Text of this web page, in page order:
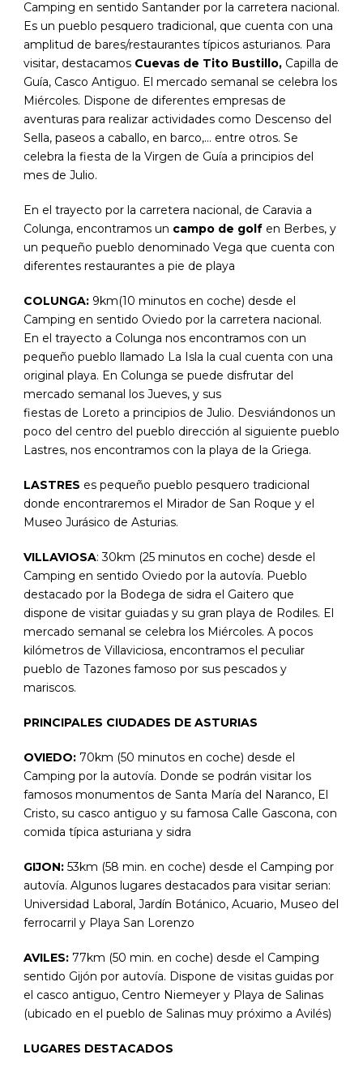
Camping en sentido Santander por la carretera nacional.
Es un pueblo pesquero tradicional, que cuenta con una
amplitud de bares/restaurantes típicos asturianos. Para
visitar, destacamos Cuevas de Tito Bustillo, Capilla de
Guía, Casco Antiguo. El mercado semanal se celebra los
Miércoles. Dispone de diferentes empresas de
aventuras para realizar actividades como Descenso del
Sella, paseos a caballo, en barco,… entre otros. Se
celebra la fiesta de la Virgen de Guía a principios del
mes de Julio.
En el trayecto por la carretera nacional, de Caravia a
Colunga, encontramos un campo de golf en Berbes, y
un pequeño pueblo denominado Vega que cuenta con
diferentes restaurantes a pie de playa
COLUNGA: 9km(10 minutos en coche) desde el
Camping en sentido Oviedo por la carretera nacional.
En el trayecto a Colunga nos encontramos con un
pequeño pueblo llamado La Isla la cual cuenta con una
original playa. En Colunga se puede disfrutar del
mercado semanal los Jueves, y sus
fiestas de Loreto a principios de Julio. Desviándonos un
poco del centro del pueblo dirección al siguiente pueblo
Lastres, nos encontramos con la playa de la Griega.
LASTRES es pequeño pueblo pesquero tradicional
donde encontraremos el Mirador de San Roque y el
Museo Jurásico de Asturias.
VILLAVIOSA: 30km (25 minutos en coche) desde el
Camping en sentido Oviedo por la autovía. Pueblo
destacado por la Bodega de sidra el Gaitero que
dispone de visitar guiadas y su gran playa de Rodiles. El
mercado semanal se celebra los Miércoles. A pocos
kilómetros de Villaviciosa, encontramos el peculiar
pueblo de Tazones famoso por sus pescados y
mariscos.
PRINCIPALES CIUDADES DE ASTURIAS
OVIEDO: 70km (50 minutos en coche) desde el
Camping por la autovía. Donde se podrán visitar los
famosos monumentos de Santa María del Naranco, El
Cristo, su casco antiguo y su famosa Calle Gascona, con
comida típica asturiana y sidra
GIJON: 53km (58 min. en coche) desde el Camping por
autovía. Algunos lugares destacados para visitar serian:
Universidad Laboral, Jardín Botánico, Acuario, Museo del
ferrocarril y Playa San Lorenzo
AVILES: 77km (50 min. en coche) desde el Camping
sentido Gijón por autovía. Dispone de visitas guidas por
el casco antiguo, Centro Niemeyer y Playa de Salinas
(ubicado en el pueblo de Salinas muy próximo a Avilés)
LUGARES DESTACADOS